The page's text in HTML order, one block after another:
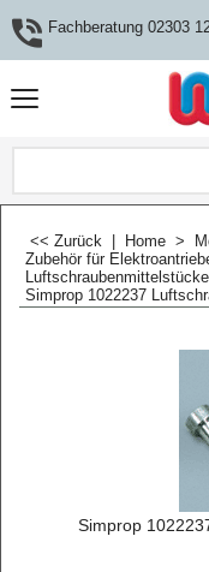
Fachberatung 02303
<< Zurück Home >
Zubehör für
Simprop 1022237
Simprop